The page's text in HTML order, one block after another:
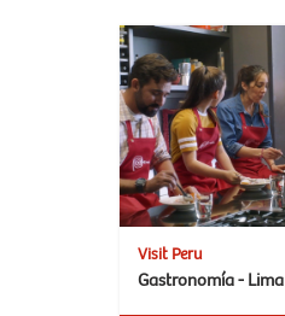
Visit Peru
Gastronomía - Lima